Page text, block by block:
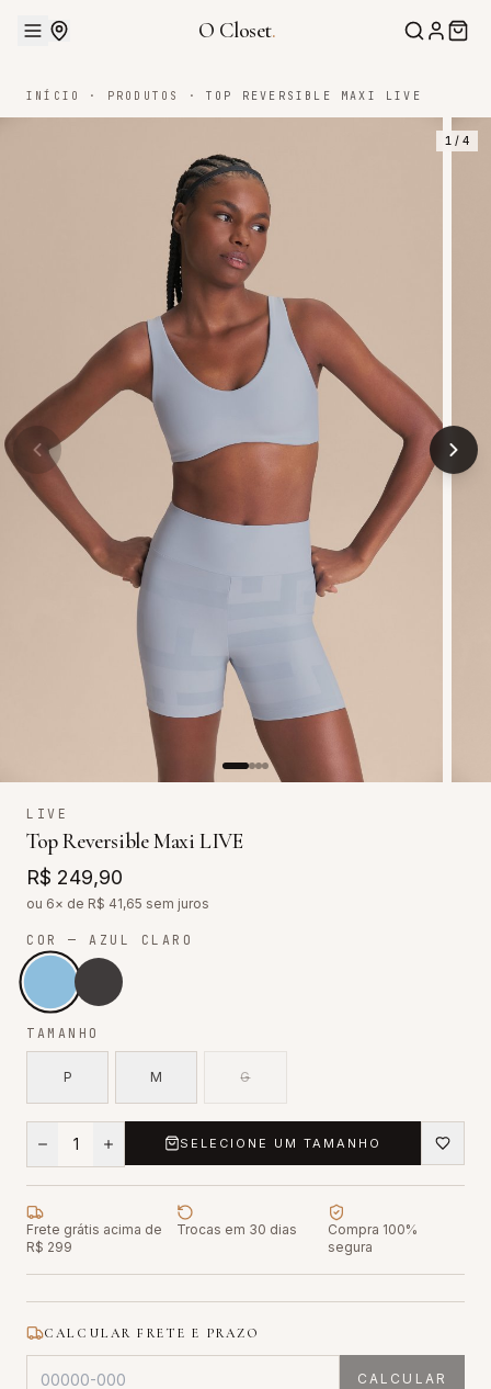
O Closet.
INÍCIO · PRODUTOS · TOP REVERSIBLE MAXI LIVE
1 / 4
LIVE
Top Reversible Maxi LIVE
R$ 249,90
ou 6× de R$ 41,65 sem juros
COR — AZUL CLARO
TAMANHO
P M G
1 SELECIONE UM TAMANHO
Frete grátis acima de
R$ 299
Trocas em 30 dias
Compra 100%
segura
CALCULAR FRETE E PRAZO
CALCULAR